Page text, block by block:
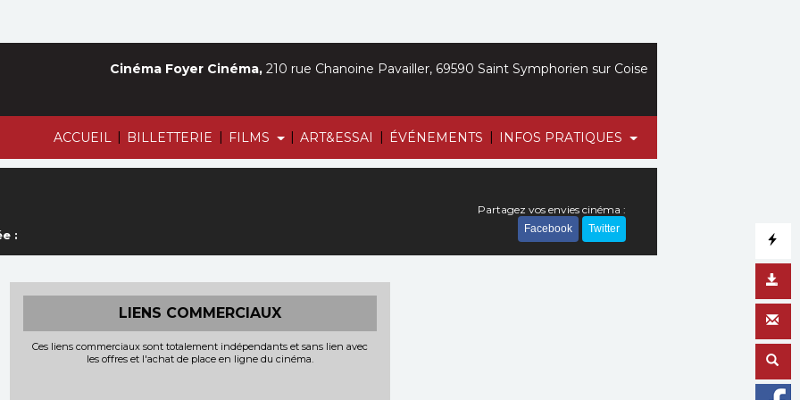
ACCUEIL | BILLETTERIE | FILMS | ART&ESSAI | ÉVÉNEMENTS | INFOS PRATIQUES
Cinéma Foyer Cinéma, 210 rue Chanoine Pavailler, 69590 Saint Symphorien sur Coise
:
Partagez vos envies cinéma :
Facebook Twitter
LIENS COMMERCIAUX
Ces liens commerciaux sont totalement indépendants et sans lien avec
les offres et l'achat de place en ligne du cinéma.